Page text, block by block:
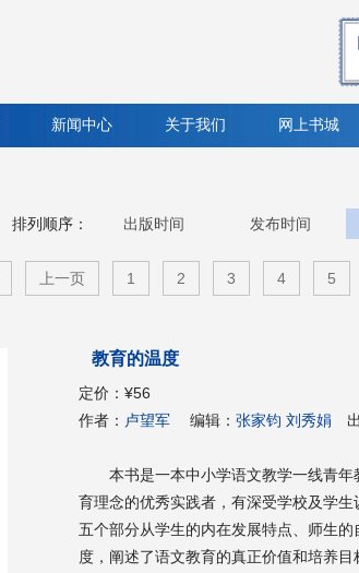
新闻中心 关于我们 网上书城
排列顺序： 出版时间 发布时间
上一页 1 2 3 4 5
教育的温度
定价：¥56
作者： 卢望军 编辑：张家钧 刘秀娟
本书是一本中小学语文教学一线青
育理念的优秀实践者，有深受学校及学
五个部分从学生的内在发展特点、师生
度，阐述了语文教育的真正价值和培养